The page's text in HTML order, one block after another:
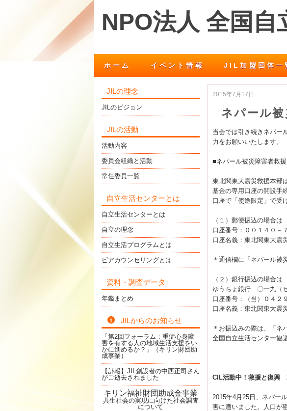
NPO法人 全国
ホーム イベント情報 JIL加盟団体一
2015年7月17日
ネパール
当会では引き続きネパー
力をお願いいたします。
■ネパール被災障害者救
東北関東大震災救援本部
基金の専用口座の開設手
口座で「使途限定」で受
（１）郵便振込の場合は
口座番号：００１４０－
口座名義：東北関東大震
＊通信欄に「ネパール被
（２）銀行振込の場合は
ゆうちょ銀行 〇一九（
口座番号：（当）０４２
口座名義：東北関東大震
＊お振込みの際は、「ネ
全国自立生活センター協
CIL活動中！救援と復興
2015年4月25日、ネパー
害に遭いました。人口が
JILの理念
JILのビジョン
JILの活動
活動内容
委員会組織と活動
常任委員一覧
自立生活センターとは
自立生活センターとは
自立の理念
自立生活プログラムとは
ピアカウンセリングとは
資料・調査データ
年鑑まとめ
JILからのお知らせ
「第2回フォーラム：重症心身障
害を有する人の地域生活支援をい
かに進めるか？」（キリン財団助
成事業）
【訃報】JIL創設者の中西正司さん
がご逝去されました
キリン福祉財団助成金事業
共生社会の実現に向けた社会調査
について